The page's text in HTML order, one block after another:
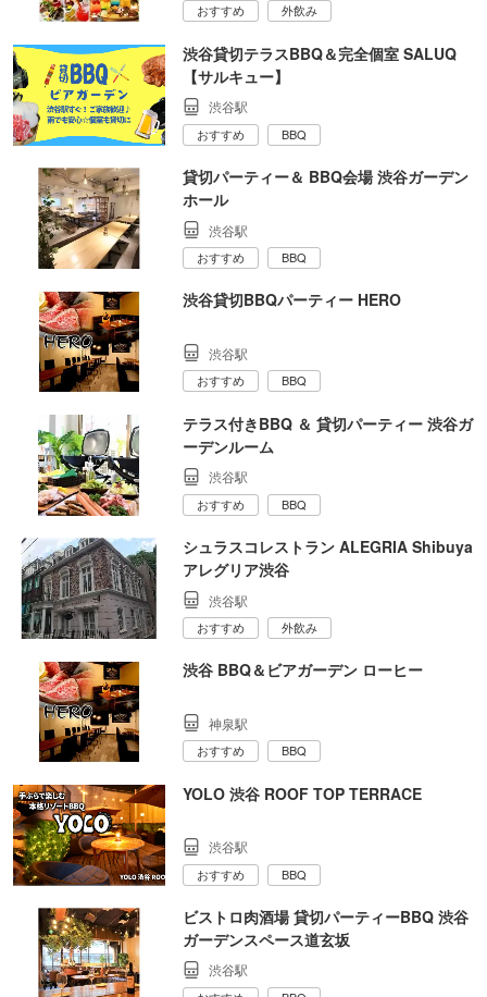
おすすめ 外飲み
渋谷貸切テラスBBQ＆完全個室 SALUQ
【サルキュー】
渋谷駅
おすすめ BBQ
貸切パーティー＆ BBQ会場 渋谷ガーデン
ホール
渋谷駅
おすすめ BBQ
渋谷貸切BBQパーティー HERO
渋谷駅
おすすめ BBQ
テラス付きBBQ ＆ 貸切パーティー 渋谷ガ
ーデンルーム
渋谷駅
おすすめ BBQ
シュラスコレストラン ALEGRIA Shibuya
アレグリア渋谷
渋谷駅
おすすめ 外飲み
渋谷 BBQ＆ビアガーデン ローヒー
神泉駅
おすすめ BBQ
YOLO 渋谷 ROOF TOP TERRACE
渋谷駅
おすすめ BBQ
ビストロ肉酒場 貸切パーティーBBQ 渋谷
ガーデンスペース道玄坂
渋谷駅